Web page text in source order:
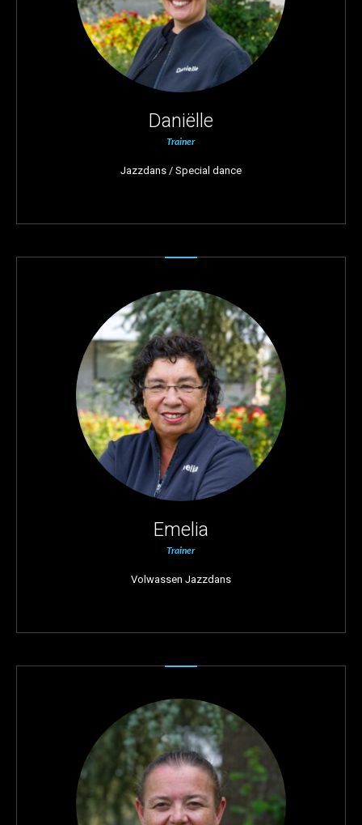
Daniëlle
Trainer
Jazzdans / Special dance
Emelia
Trainer
Volwassen Jazzdans